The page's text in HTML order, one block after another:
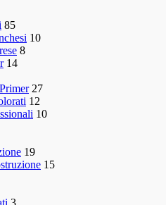
85
10
8
14
27
12
10
19
15
3